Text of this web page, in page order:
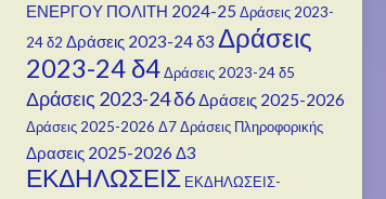
ΕΝΕΡΓΟΥ ΠΟΛΙΤΗ 2024-25 Δράσεις 2023-
24 δ2 Δράσεις 2023-24 δ3 Δράσεις
2023-24 δ4Δράσεις 2023-24 δ5
Δράσεις 2023-24 δ6Δράσεις 2025-2026
Δράσεις 2025-2026 Δ7Δράσεις Πληροφορικής
Δρασεις 2025-2026 Δ3
ΕΚΔΗΛΩΣΕΙΣ ΕΚΔΗΛΩΣΕΙΣ-